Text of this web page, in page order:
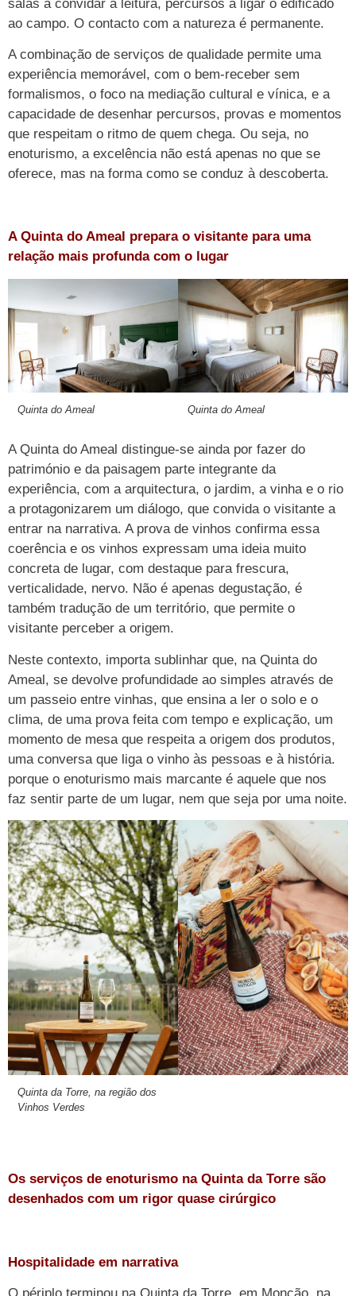
salas a convidar à leitura, percursos a ligar o edificado
ao campo. O contacto com a natureza é permanente.
A combinação de serviços de qualidade permite uma
experiência memorável, com o bem-receber sem
formalismos, o foco na mediação cultural e vínica, e a
capacidade de desenhar percursos, provas e momentos
que respeitam o ritmo de quem chega. Ou seja, no
enoturismo, a excelência não está apenas no que se
oferece, mas na forma como se conduz à descoberta.
A Quinta do Ameal prepara o visitante para uma
relação mais profunda com o lugar
Quinta do Ameal Quinta do Ameal
A Quinta do Ameal distingue-se ainda por fazer do
património e da paisagem parte integrante da
experiência, com a arquitectura, o jardim, a vinha e o rio
a protagonizarem um diálogo, que convida o visitante a
entrar na narrativa. A prova de vinhos confirma essa
coerência e os vinhos expressam uma ideia muito
concreta de lugar, com destaque para frescura,
verticalidade, nervo. Não é apenas degustação, é
também tradução de um território, que permite o
visitante perceber a origem.
Neste contexto, importa sublinhar que, na Quinta do
Ameal, se devolve profundidade ao simples através de
um passeio entre vinhas, que ensina a ler o solo e o
clima, de uma prova feita com tempo e explicação, um
momento de mesa que respeita a origem dos produtos,
uma conversa que liga o vinho às pessoas e à história.
porque o enoturismo mais marcante é aquele que nos
faz sentir parte de um lugar, nem que seja por uma noite.
Quinta da Torre, na região dos
Vinhos Verdes
Os serviços de enoturismo na Quinta da Torre são
desenhados com um rigor quase cirúrgico
Hospitalidade em narrativa